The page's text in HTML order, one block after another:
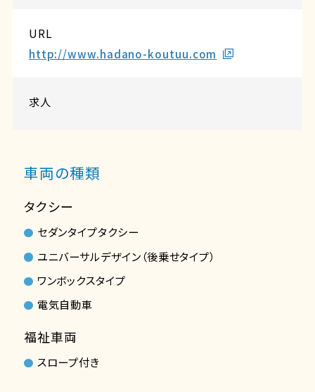
URL
http://www.hadano-koutuu.com
求人
車両の種類
タクシー
セダンタイプタクシー
ユニバーサルデザイン（後乗せタイプ）
ワンボックスタイプ
電気自動車
福祉車両
スロープ付き